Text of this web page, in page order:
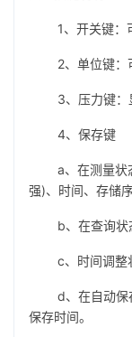
1、开关键：可
2、单位键：可
3、压力键：显
4、保存键
a、在测量状态
强)、时间、存储序
b、在查询状态
c、时间调整状
d、在自动保存
保存时间。